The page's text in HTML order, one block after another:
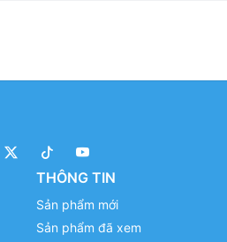
THÔNG TIN
Sản phẩm mới
Sản phẩm đã xem